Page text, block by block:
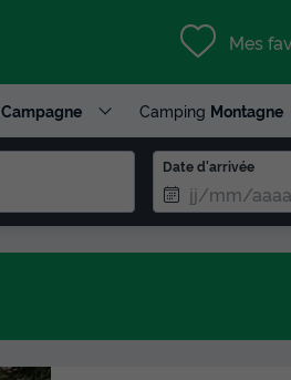
Mes
Campagne Camping Montagne
Date d'arrivée